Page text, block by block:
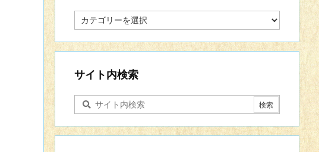
定
分
に
関
す
記
事
を
サイト内検索